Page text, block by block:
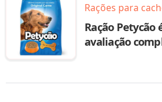
Rações para
Ração Petycão
avaliação